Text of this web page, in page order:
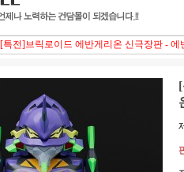
[특전]브릭로이드 에반게리온 신극장판 - 에